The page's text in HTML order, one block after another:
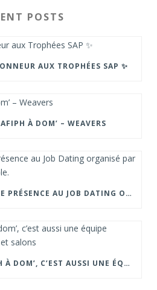
POSTS
AUX TROPHÉES SAP ✨
À DOM’ – WEAVERS
📍 RETOUR SUR NOTRE PRÉSENCE AU JOB DATING ORGANISÉ PAR LA CROIX ROUGE – GRENOBLE.
L’ASSOCIATION AFIPH À DOM’, C’EST AUSSI UNE ÉQUIPE PRÉSENTE SUR LES FORUMS ET SALONS